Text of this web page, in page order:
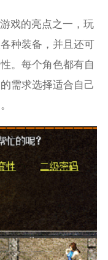
戏的亮点之一，玩
种装备，并且还可
。每个角色都有自
需求选择适合自己